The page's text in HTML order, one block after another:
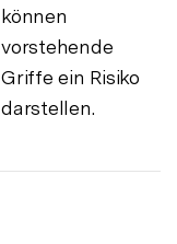
können
vorstehende
Griffe ein Risiko
darstellen.